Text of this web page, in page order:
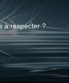
à respecter ?